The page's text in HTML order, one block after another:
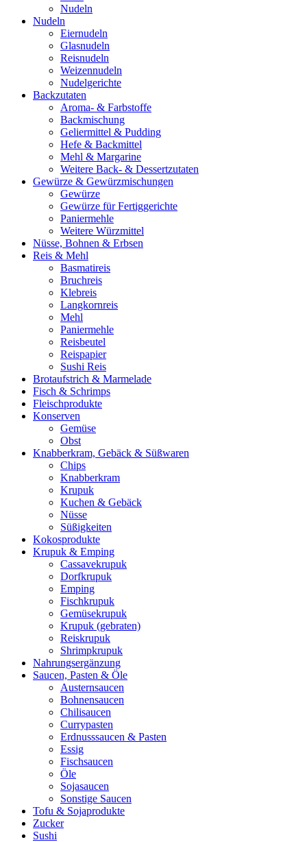
Nudeln
Nudeln
Eiernudeln
Glasnudeln
Reisnudeln
Weizennudeln
Nudelgerichte
Backzutaten
Aroma- & Farbstoffe
Backmischung
Geliermittel & Pudding
Hefe & Backmittel
Mehl & Margarine
Weitere Back- & Dessertzutaten
Gewürze & Gewürzmischungen
Gewürze
Gewürze für Fertiggerichte
Paniermehle
Weitere Würzmittel
Nüsse, Bohnen & Erbsen
Reis & Mehl
Basmatireis
Bruchreis
Klebreis
Langkornreis
Mehl
Paniermehle
Reisbeutel
Reispapier
Sushi Reis
Brotaufstrich & Marmelade
Fisch & Schrimps
Fleischprodukte
Konserven
Gemüse
Obst
Knabberkram, Gebäck & Süßwaren
Chips
Knabberkram
Krupuk
Kuchen & Gebäck
Nüsse
Süßigkeiten
Kokosprodukte
Krupuk & Emping
Cassavekrupuk
Dorfkrupuk
Emping
Fischkrupuk
Gemüsekrupuk
Krupuk (gebraten)
Reiskrupuk
Shrimpkrupuk
Nahrungsergänzung
Saucen, Pasten & Öle
Austernsaucen
Bohnensaucen
Chilisaucen
Currypasten
Erdnusssaucen & Pasten
Essig
Fischsaucen
Öle
Sojasaucen
Sonstige Saucen
Tofu & Sojaprodukte
Zucker
Sushi